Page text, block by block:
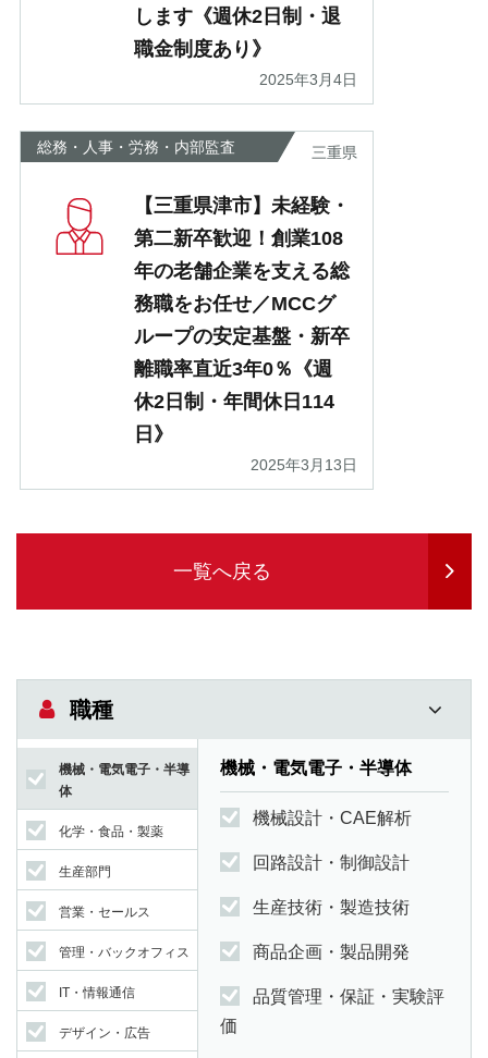
します《週休2日制・退
職金制度あり》
2025年3月4日
総務・人事・労務・内部監査 三重県
【三重県津市】未経験・
第二新卒歓迎！創業108
年の老舗企業を支える総
務職をお任せ／MCCグ
ループの安定基盤・新卒
離職率直近3年0％《週
休2日制・年間休日114
日》
2025年3月13日
一覧へ戻る
職種
機械・電気電子・半導
体
化学・食品・製薬
生産部門
営業・セールス
管理・バックオフィス
IT・情報通信
デザイン・広告
機械・電気電子・半導体
機械設計・CAE解析
回路設計・制御設計
生産技術・製造技術
商品企画・製品開発
品質管理・保証・実験評
価